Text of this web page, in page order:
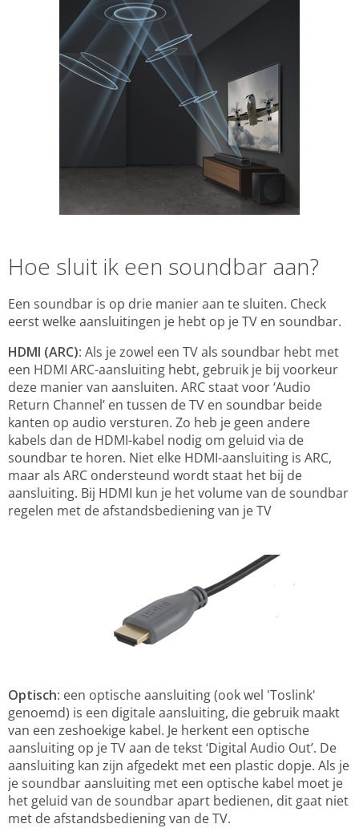
Hoe sluit ik een soundbar aan?
Een soundbar is op drie manier aan te sluiten. Check
eerst welke aansluitingen je hebt op je TV en soundbar.
HDMI (ARC): Als je zowel een TV als soundbar hebt met
een HDMI ARC-aansluiting hebt, gebruik je bij voorkeur
deze manier van aansluiten. ARC staat voor ‘Audio
Return Channel’ en tussen de TV en soundbar beide
kanten op audio versturen. Zo heb je geen andere
kabels dan de HDMI-kabel nodig om geluid via de
soundbar te horen. Niet elke HDMI-aansluiting is ARC,
maar als ARC ondersteund wordt staat het bij de
aansluiting. Bij HDMI kun je het volume van de soundbar
regelen met de afstandsbediening van je TV
Optisch: een optische aansluiting (ook wel 'Toslink'
genoemd) is een digitale aansluiting, die gebruik maakt
van een zeshoekige kabel. Je herkent een optische
aansluiting op je TV aan de tekst ‘Digital Audio Out’. De
aansluiting kan zijn afgedekt met een plastic dopje. Als je
je soundbar aansluiting met een optische kabel moet je
het geluid van de soundbar apart bedienen, dit gaat niet
met de afstandsbediening van de TV.